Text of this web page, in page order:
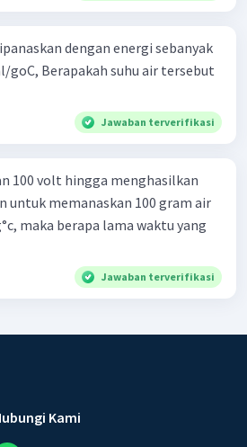
dengan energi sebanyak
goC, Berapakah suhu air tersebut
Jawaban terverifikasi
100 volt hingga menghasilkan
untuk memanaskan 100 gram air
maka berapa lama waktu yang
Jawaban terverifikasi
Kami